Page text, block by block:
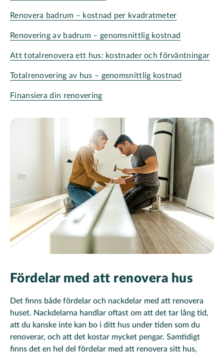
Renovera badrum – kostnad per kvadratmeter
Renovering av badrum – genomsnittlig kostnad
Att totalrenovera ett hus: kostnader och förväntningar
Totalrenovering av hus – genomsnittlig kostnad
Finansiera din renovering
Fördelar med att renovera hus
Det finns både fördelar och nackdelar med att renovera
huset. Nackdelarna handlar oftast om att det tar lång tid,
att du kanske inte kan bo i ditt hus under tiden som du
renoverar, och att det kostar mycket pengar. Samtidigt
finns det en hel del fördelar med att renovera sitt hus,